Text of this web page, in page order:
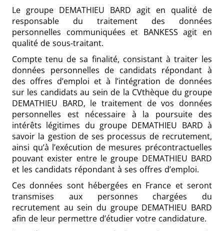
Le groupe DEMATHIEU BARD agit en qualité de
responsable du traitement des données
personnelles communiquées et BANKESS agit en
qualité de sous-traitant.
Compte tenu de sa finalité, consistant à traiter les
données personnelles de candidats répondant à
des offres d’emploi et à l’intégration de données
sur les candidats au sein de la CVthèque du groupe
DEMATHIEU BARD, le traitement de vos données
personnelles est nécessaire à la poursuite des
intérêts légitimes du groupe DEMATHIEU BARD à
savoir la gestion de ses processus de recrutement,
ainsi qu’à l’exécution de mesures précontractuelles
pouvant exister entre le groupe DEMATHIEU BARD
et les candidats répondant à ses offres d’emploi.
Ces données sont hébergées en France et seront
transmises aux personnes chargées du
recrutement au sein du groupe DEMATHIEU BARD
afin de leur permettre d’étudier votre candidature.